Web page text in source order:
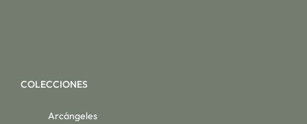
COLECCIONES
Arcángeles